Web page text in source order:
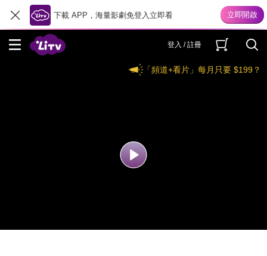
下載 APP，海量影劇免登入立即看
登入 / 註冊
「頻道+看片」每月只要 $199？